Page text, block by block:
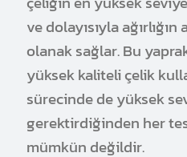
ve dolayısıyla ağırlığın
olanak sağlar. Bu
yüksek kaliteli çelik
sürecinde de yüksek
gerektirdiğinden her
mümkün değildir.